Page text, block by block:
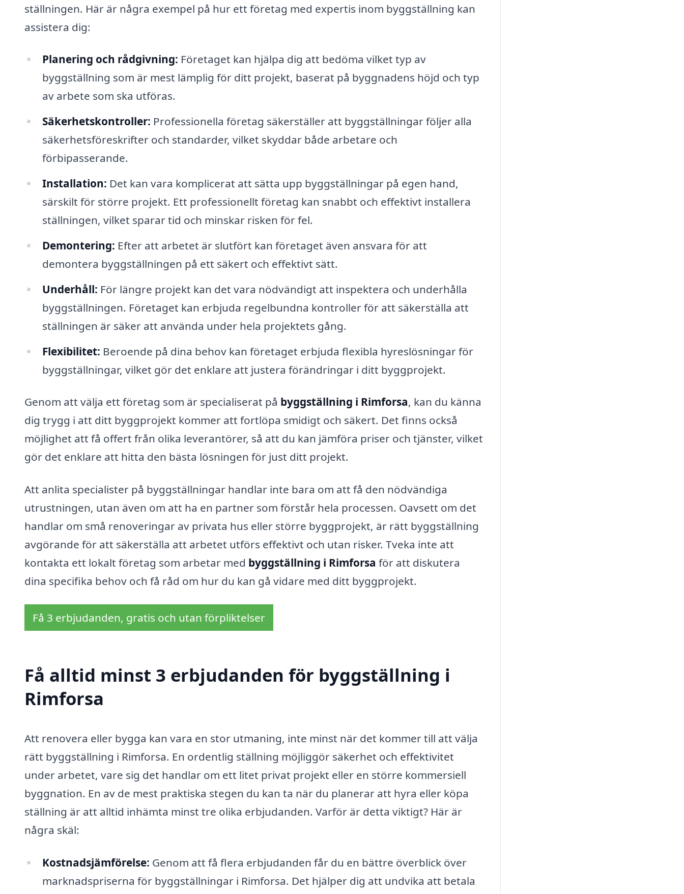
ställningen. Här är några exempel på hur ett företag med expertis inom byggställning kan
assistera dig:
Planering och rådgivning: Företaget kan hjälpa dig att bedöma vilket typ av
byggställning som är mest lämplig för ditt projekt, baserat på byggnadens höjd och typ
av arbete som ska utföras.
Säkerhetskontroller: Professionella företag säkerställer att byggställningar följer alla
säkerhetsföreskrifter och standarder, vilket skyddar både arbetare och
förbipasserande.
Installation: Det kan vara komplicerat att sätta upp byggställningar på egen hand,
särskilt för större projekt. Ett professionellt företag kan snabbt och effektivt installera
ställningen, vilket sparar tid och minskar risken för fel.
Demontering: Efter att arbetet är slutfört kan företaget även ansvara för att
demontera byggställningen på ett säkert och effektivt sätt.
Underhåll: För längre projekt kan det vara nödvändigt att inspektera och underhålla
byggställningen. Företaget kan erbjuda regelbundna kontroller för att säkerställa att
ställningen är säker att använda under hela projektets gång.
Flexibilitet: Beroende på dina behov kan företaget erbjuda flexibla hyreslösningar för
byggställningar, vilket gör det enklare att justera förändringar i ditt byggprojekt.
Genom att välja ett företag som är specialiserat på byggställning i Rimforsa, kan du känna
dig trygg i att ditt byggprojekt kommer att fortlöpa smidigt och säkert. Det finns också
möjlighet att få offert från olika leverantörer, så att du kan jämföra priser och tjänster, vilket
gör det enklare att hitta den bästa lösningen för just ditt projekt.
Att anlita specialister på byggställningar handlar inte bara om att få den nödvändiga
utrustningen, utan även om att ha en partner som förstår hela processen. Oavsett om det
handlar om små renoveringar av privata hus eller större byggprojekt, är rätt byggställning
avgörande för att säkerställa att arbetet utförs effektivt och utan risker. Tveka inte att
kontakta ett lokalt företag som arbetar med byggställning i Rimforsa för att diskutera
dina specifika behov och få råd om hur du kan gå vidare med ditt byggprojekt.
Få 3 erbjudanden, gratis och utan förpliktelser
Få alltid minst 3 erbjudanden för byggställning i
Rimforsa
Att renovera eller bygga kan vara en stor utmaning, inte minst när det kommer till att välja
rätt byggställning i Rimforsa. En ordentlig ställning möjliggör säkerhet och effektivitet
under arbetet, vare sig det handlar om ett litet privat projekt eller en större kommersiell
byggnation. En av de mest praktiska stegen du kan ta när du planerar att hyra eller köpa
ställning är att alltid inhämta minst tre olika erbjudanden. Varför är detta viktigt? Här är
några skäl:
Kostnadsjämförelse: Genom att få flera erbjudanden får du en bättre överblick över
marknadspriserna för byggställningar i Rimforsa. Det hjälper dig att undvika att betala